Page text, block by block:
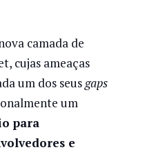
camada de
cujas ameaças
um dos seusgaps
um
para
e